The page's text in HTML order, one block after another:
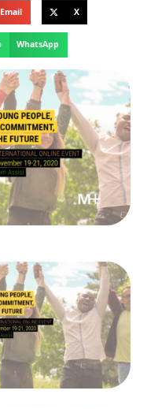
Email X
WhatsApp